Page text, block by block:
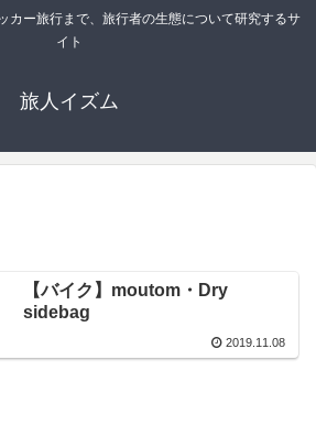
カー旅行まで、旅行者の生態について研究するサ
イト
旅人イズム
【バイク】moutom・Dry
sidebag
2019.11.08